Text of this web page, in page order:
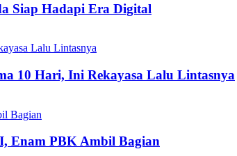
Siap Hadapi Era Digital
10 Hari, Ini Rekayasa Lalu Lintasnya
Enam PBK Ambil Bagian